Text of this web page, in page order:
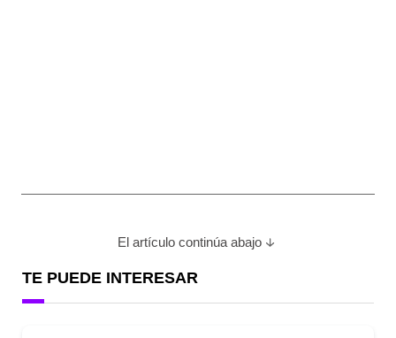
El artículo continúa abajo
TE PUEDE INTERESAR